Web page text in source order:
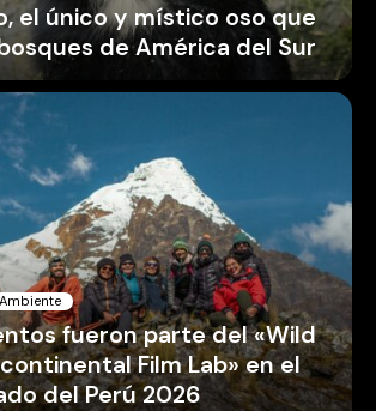
el único y místico oso que
de América del Sur
fueron parte del «Wild
Film Lab» en el
del Perú 2026